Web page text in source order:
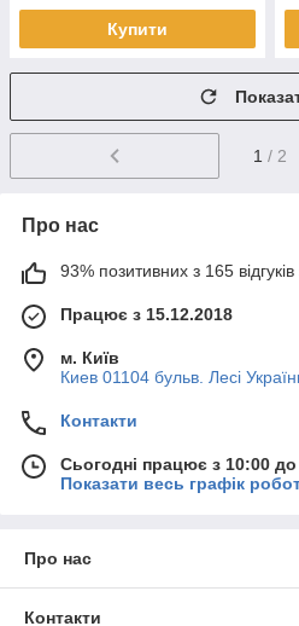
Купити
1 / 2
Про нас
93% позитивних з 165 відгуків
Працює з 15.12.2018
м. Київ
Киев 01104 бульв. Лесі
Контакти
Сьогодні працює з 10:00
Показати весь графік
Про нас
Контакти